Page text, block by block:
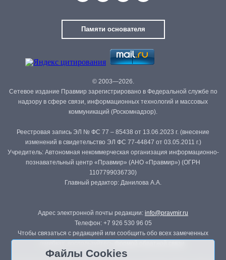
Памяти основателя
© 2003—2026.
Сетевое издание Правмир зарегистрировано в Федеральной службе по
надзору в сфере связи, информационных технологий и массовых
коммуникаций (Роскомнадзор).
Реестровая запись ЭЛ № ФС 77 – 85438 от 13.06.2023 г. (внесение
изменений в свидетельство ЭЛ ФС 77-44847 от 03.05.2011 г.)
Учредитель: Автономная некоммерческая организация информационно-
познавательный центр «Правмир» (АНО «Правмир») (ОГРН
1107799036730)
Главный редактор: Данилова А.А.
Адрес электронной почты редакции: info@pravmir.ru
Телефон: +7 926 530 96 05
Чтобы связаться с редакцией или сообщить обо всех замеченных
Файлы Cookies